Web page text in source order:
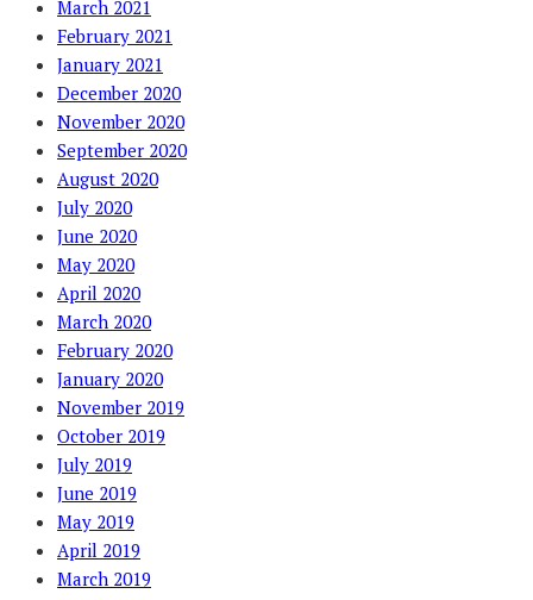
March 2021
February 2021
January 2021
December 2020
November 2020
September 2020
August 2020
July 2020
June 2020
May 2020
April 2020
March 2020
February 2020
January 2020
November 2019
October 2019
July 2019
June 2019
May 2019
April 2019
March 2019